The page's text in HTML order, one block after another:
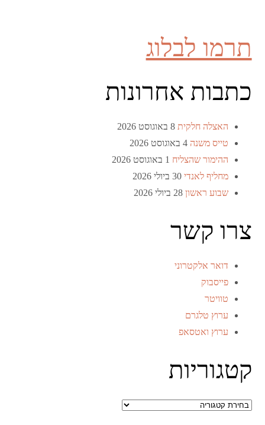
תרמו לבלוג
כתבות אחרונות
האצלה חלקית 8 באוגוסט 2026
טייס משנה 4 באוגוסט 2026
ההימור שהצליח 1 באוגוסט 2026
מחליף לאנדי 30 ביולי 2026
שבוע ראשון 28 ביולי 2026
צרו קשר
דואר אלקטרוני
פייסבוק
טוויטר
ערוץ טלגרם
ערוץ ואטסאפ
קטגוריות
קטגוריות